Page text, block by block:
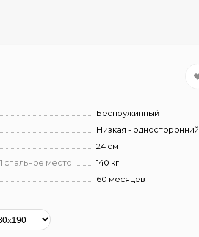
Беспружинный
Низкая - односторонний
24 см
спальное место
140 кг
60 месяцев